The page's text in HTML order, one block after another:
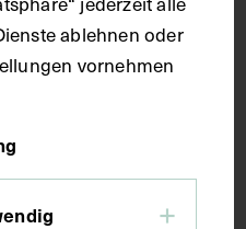
CIRCA 1930 - 1950
ablehnen oder
vornehmen